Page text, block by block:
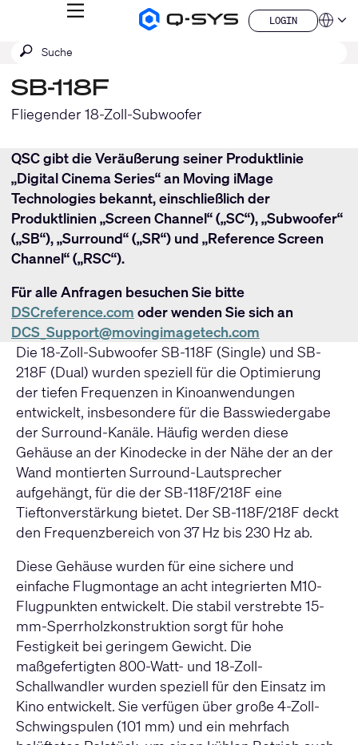
Q-
MENÜ
LOGIN
LOGIN
QSYS.com (English)
Deutsch
Español
Français
한국어
China (中文)
Suche
SUCHE
SB-118F
Fliegender 18-Zoll-Subwoofer
QSC gibt die Veräußerung seiner Produktlinie
„Digital Cinema Series“ an Moving iMage
Technologies bekannt, einschließlich der
Produktlinien „Screen Channel“ („SC“), „Subwoofer“
(„SB“), „Surround“ („SR“) und „Reference Screen
Channel“ („RSC“).
Für alle Anfragen besuchen Sie bitte
DSCreference.com oder wenden Sie sich an
DCS_Support@movingimagetech.com
Die 18-Zoll-Subwoofer SB-118F (Single) und SB-
218F (Dual) wurden speziell für die Optimierung
der tiefen Frequenzen in Kinoanwendungen
entwickelt, insbesondere für die Basswiedergabe
der Surround-Kanäle. Häufig werden diese
Gehäuse an der Kinodecke in der Nähe der an der
Wand montierten Surround-Lautsprecher
aufgehängt, für die der SB-118F/218F eine
Tieftonverstärkung bietet. Der SB-118F/218F deckt
den Frequenzbereich von 37 Hz bis 230 Hz ab.
Diese Gehäuse wurden für eine sichere und
einfache Flugmontage an acht integrierten M10-
Flugpunkten entwickelt. Die stabil verstrebte 15-
mm-Sperrholzkonstruktion sorgt für hohe
Festigkeit bei geringem Gewicht. Die
maßgefertigten 800-Watt- und 18-Zoll-
Schallwandler wurden speziell für den Einsatz im
Kino entwickelt. Sie verfügen über große 4-Zoll-
Schwingspulen (101 mm) und ein mehrfach